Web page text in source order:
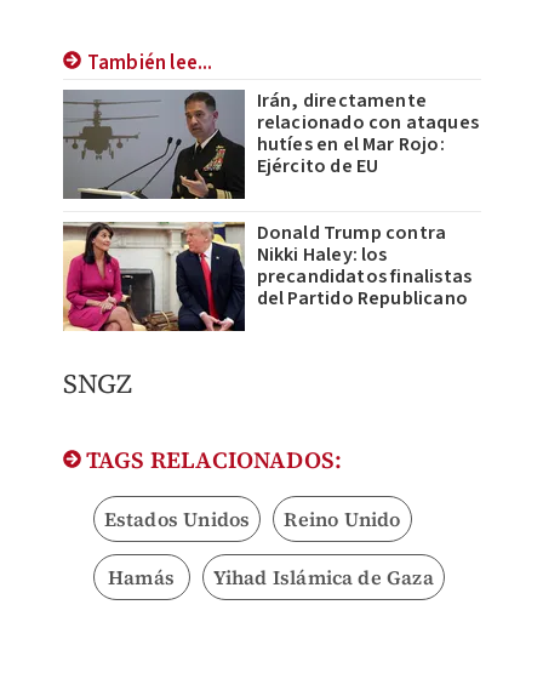
También lee...
Irán, directamente
relacionado con ataques
hutíes en el Mar Rojo:
Ejército de EU
Donald Trump contra
Nikki Haley: los
precandidatos finalistas
del Partido Republicano
SNGZ
TAGS RELACIONADOS:
Estados Unidos Reino Unido
Hamás Yihad Islámica de Gaza